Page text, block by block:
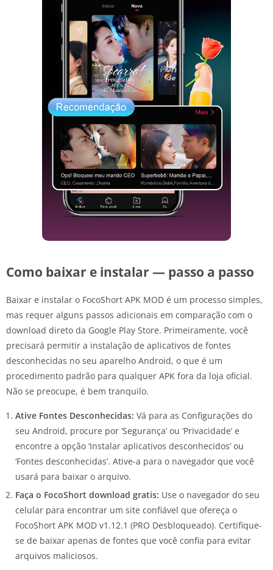
Como baixar e instalar — passo a passo
Baixar e instalar o FocoShort APK MOD é um processo simples,
mas requer alguns passos adicionais em comparação com o
download direto da Google Play Store. Primeiramente, você
precisará permitir a instalação de aplicativos de fontes
desconhecidas no seu aparelho Android, o que é um
procedimento padrão para qualquer APK fora da loja oficial.
Não se preocupe, é bem tranquilo.
Ative Fontes Desconhecidas: Vá para as Configurações do
seu Android, procure por ‘Segurança’ ou ‘Privacidade’ e
encontre a opção ‘Instalar aplicativos desconhecidos’ ou
‘Fontes desconhecidas’. Ative-a para o navegador que você
usará para baixar o arquivo.
Faça o FocoShort download gratis: Use o navegador do seu
celular para encontrar um site confiável que ofereça o
FocoShort APK MOD v1.12.1 (PRO Desbloqueado). Certifique-
se de baixar apenas de fontes que você confia para evitar
arquivos maliciosos.